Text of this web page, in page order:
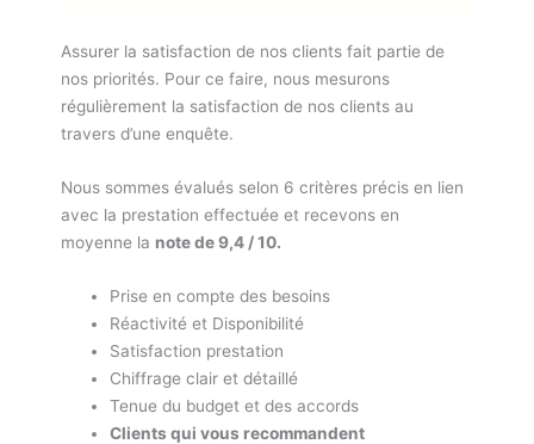
Assurer la satisfaction de nos clients fait partie de
nos priorités. Pour ce faire, nous mesurons
régulièrement la satisfaction de nos clients au
travers d’une enquête.
Nous sommes évalués selon 6 critères précis en lien
avec la prestation effectuée et recevons en
moyenne la note de 9,4 / 10.
Prise en compte des besoins
Réactivité et Disponibilité
Satisfaction prestation
Chiffrage clair et détaillé
Tenue du budget et des accords
Clients qui vous recommandent